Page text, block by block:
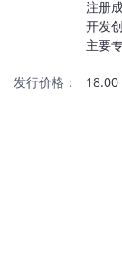
注册
开发
主要
冲击
发行价格： 18.00